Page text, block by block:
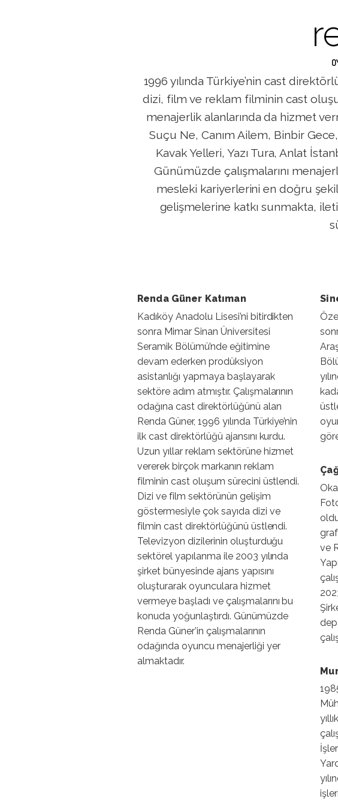
1996 yılında Türkiye’nin cast
dizi, film ve reklam filminin cast
menajerlik alanlarında da hizmet
Suçu Ne, Canım Ailem, Binbir Gece,
Kavak Yelleri, Yazı Tura, Anlat
Günümüzde çalışmalarını
mesleki kariyerlerini en doğru
gelişmelerine katkı sunmakta,
Renda Güner Katıman
Kadıköy Anadolu Lisesi’ni bitirdikten
sonra Mimar Sinan Üniversitesi
Seramik Bölümü’nde eğitimine
devam ederken prodüksiyon
asistanlığı yapmaya başlayarak
sektöre adım atmıştır. Çalışmalarının
odağına cast direktörlüğünü alan
Renda Güner, 1996 yılında Türkiye’nin
ilk cast direktörlüğü ajansını kurdu.
Uzun yıllar reklam sektörüne hizmet
vererek birçok markanın reklam
filminin cast oluşum sürecini üstlendi.
Dizi ve film sektörünün gelişim
göstermesiyle çok sayıda dizi ve
filmin cast direktörlüğünü üstlendi.
Televizyon dizilerinin oluşturduğu
sektörel yapılanma ile 2003 yılında
şirket bünyesinde ajans yapısını
oluşturarak oyunculara hizmet
vermeye başladı ve çalışmalarını bu
konuda yoğunlaştırdı. Günümüzde
Renda Güner’in çalışmalarının
odağında oyuncu menajerliği yer
almaktadır.
ve